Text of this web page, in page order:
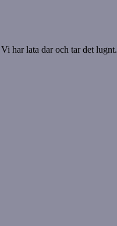
har lata dar och tar det lugnt.